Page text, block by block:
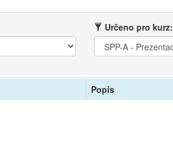
Určeno pro kurz:
Popis